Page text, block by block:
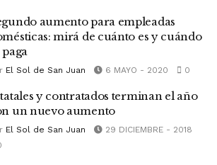
aumento para empleadas
mirá de cuánto es y cuándo
paga
El Sol de San Juan 6 MAYO - 2020 0
y contratados terminan el año
un nuevo aumento
El Sol de San Juan
29 DICIEMBRE - 2018